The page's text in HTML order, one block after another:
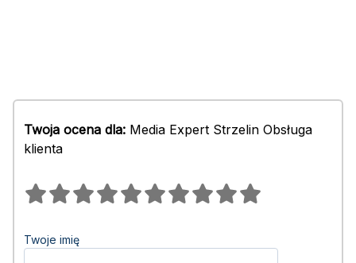
Twoja ocena dla: Media Expert Strzelin Obsługa
klienta
Twoje imię